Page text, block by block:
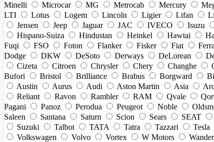
Minelli
Microcar MG Metrocab Mercury
LTI
Lotus Logem Lincoln Ligier Lifan
Jensen
Jeep Jaguar JAC IVECO Isuzu
Hispano-Suiza
Hindustan Heinkel Hawtai
Fuqi
FSO Foton Flanker Fisker Fiat
Dodge
DKW DeSoto Derways DeLorean
Cizeta
Citroen Chrysler Chery Changhe
Bufori
Bristol Brilliance Brabus Borgward
Austin
Aurus Audi Aston Martin Asia
Reliant
Ravon Rambler RAM Qvale
Pagani
Panoz Perodua Peugeot Noble
Saleen
Santana Saturn Scion Sears SEAT
Suzuki
Talbot TATA Tatra Tazzari Tesla
Volkswagen
Volvo Vortex W Motors